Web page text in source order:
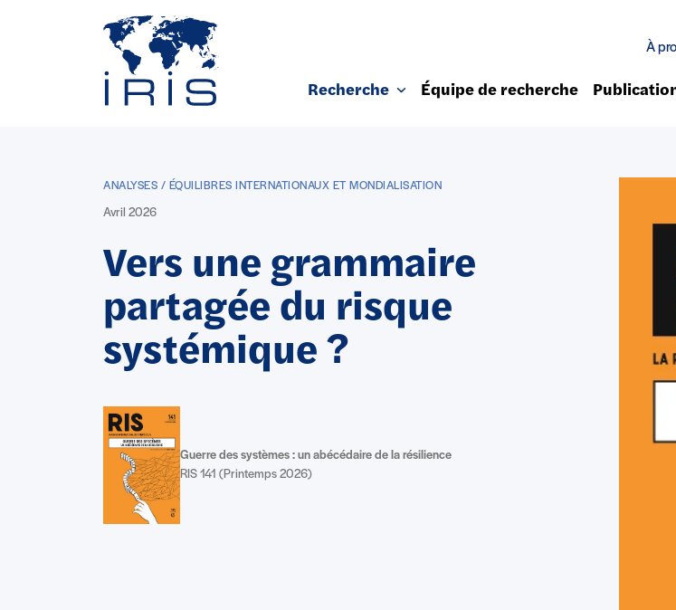
À
Recherche Équipe de recherche
ANALYSES / ÉQUILIBRES INTERNATIONAUX ET MONDIALISATION
Avril 2026
Vers une grammaire
partagée du risque
systémique ?
Guerre des systèmes : un abécédaire de la résilience
RIS 141 (Printemps 2026)